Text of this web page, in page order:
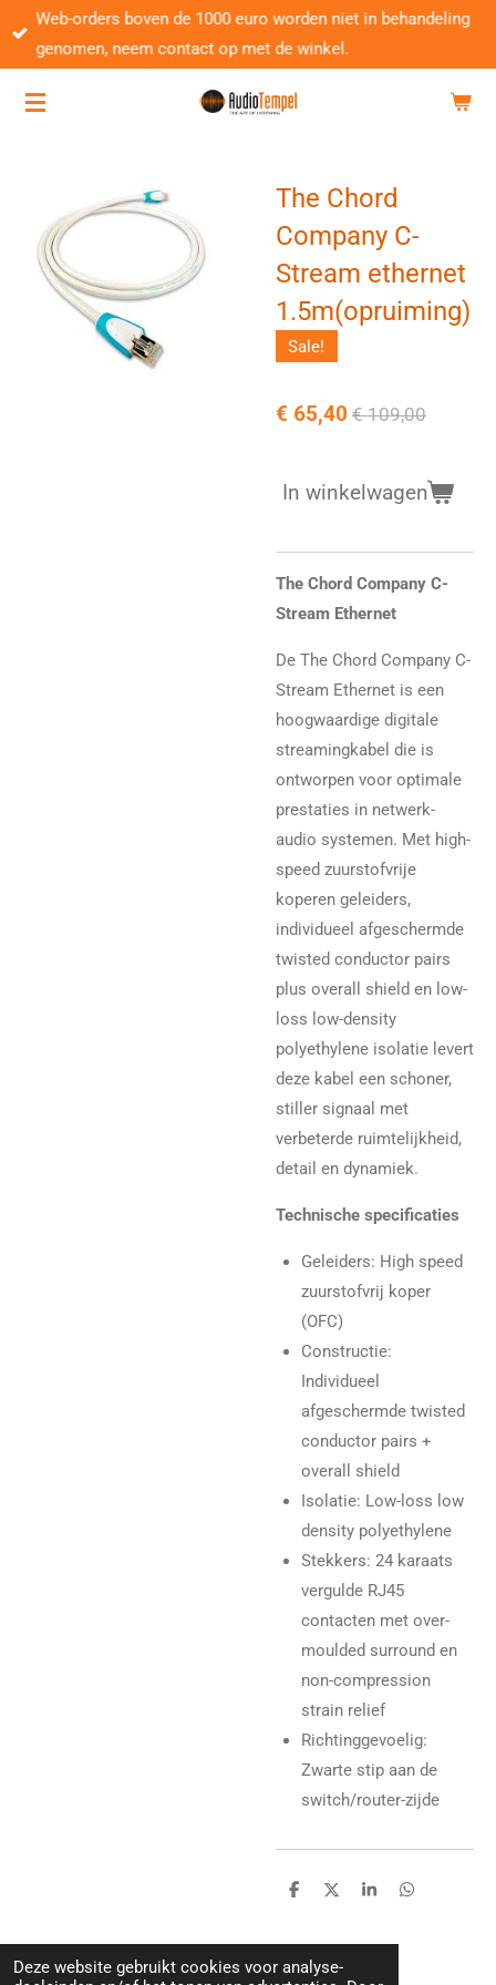
Deze website gebruikt cookies voor analyse-
Ga
direct
de
Web-orders boven de 1000 euro worden niet in behandeling
genomen, neem contact op met de winkel.
The Chord
Company C-
Stream ethernet
1.5m(opruiming)
Sale!
€ 65,40 € 109,00
In winkelwagen
The Chord Company C-
Stream Ethernet
De The Chord Company C-
Stream Ethernet is een
hoogwaardige digitale
streamingkabel die is
ontworpen voor optimale
prestaties in netwerk-
audio systemen. Met high-
speed zuurstofvrije
koperen geleiders,
individueel afgeschermde
twisted conductor pairs
plus overall shield en low-
loss low-density
polyethylene isolatie levert
deze kabel een schoner,
stiller signaal met
verbeterde ruimtelijkheid,
detail en dynamiek.
Technische specificaties
Geleiders: High speed
zuurstofvrij koper
(OFC)
Constructie:
Individueel
afgeschermde twisted
conductor pairs +
overall shield
Isolatie: Low-loss low
density polyethylene
Stekkers: 24 karaats
vergulde RJ45
contacten met over-
moulded surround en
non-compression
strain relief
Richtinggevoelig:
Zwarte stip aan de
switch/router-zijde
D
e
n
D
l
S
r
D